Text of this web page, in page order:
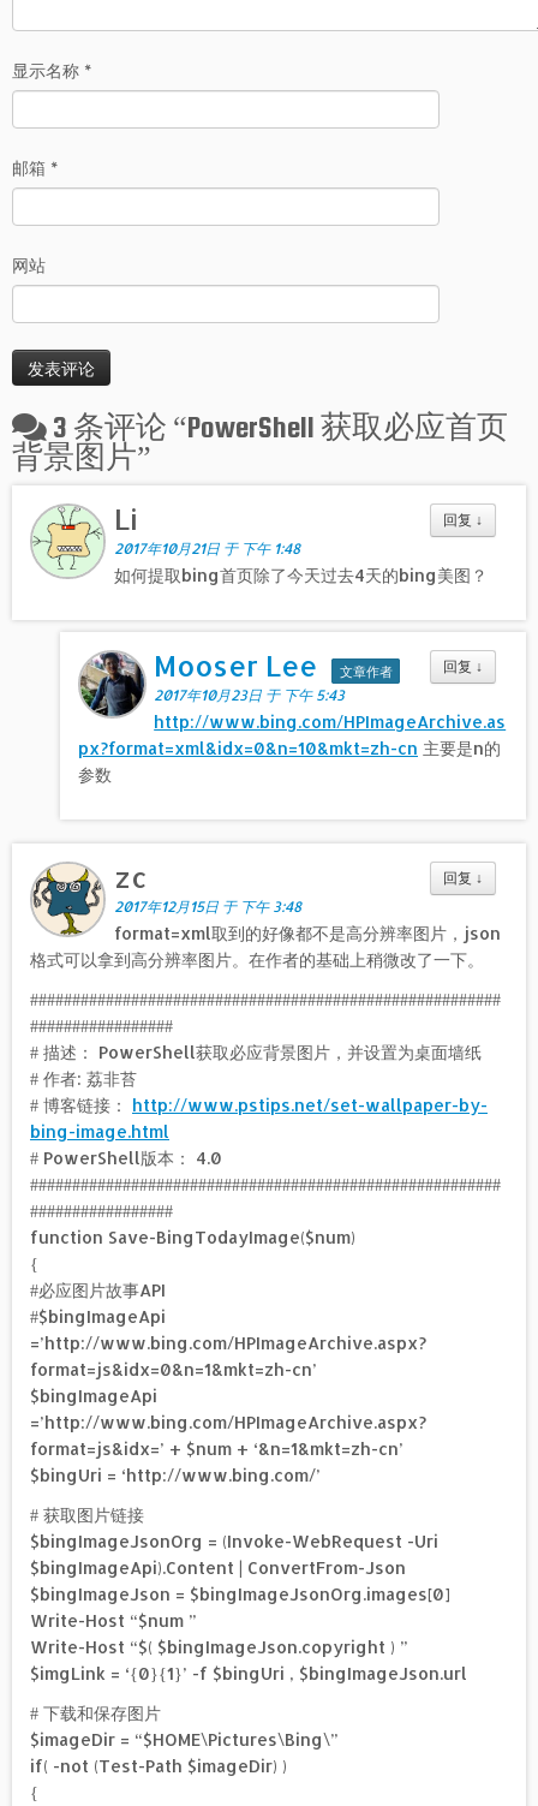
显示名称 *
邮箱 *
网站
3 条评论 “PowerShell 获取必应首页
背景图片”
回复 ↓
Li
2017年10月21日 于 下午 1:48
如何提取bing首页除了今天过去4天的bing美图？
回复 ↓
Mooser Lee
文章作者
2017年10月23日 于 下午 5:43
http://www.bing.com/HPImageArchive.as
px?format=xml&idx=0&n=10&mkt=zh-cn 主要是n的
参数
回复 ↓
zc
2017年12月15日 于 下午 3:48
format=xml取到的好像都不是高分辨率图片，json
格式可以拿到高分辨率图片。在作者的基础上稍微改了一下。
########################################################
#################
# 描述： PowerShell获取必应背景图片，并设置为桌面墙纸
# 作者: 荔非苔
# 博客链接： http://www.pstips.net/set-wallpaper-by-
bing-image.html
# PowerShell版本： 4.0
########################################################
#################
function Save-BingTodayImage($num)
{
#必应图片故事API
#$bingImageApi
=’http://www.bing.com/HPImageArchive.aspx?
format=js&idx=0&n=1&mkt=zh-cn’
$bingImageApi
=’http://www.bing.com/HPImageArchive.aspx?
format=js&idx=’ + $num + ‘&n=1&mkt=zh-cn’
$bingUri = ‘http://www.bing.com/’
# 获取图片链接
$bingImageJsonOrg = (Invoke-WebRequest -Uri
$bingImageApi).Content | ConvertFrom-Json
$bingImageJson = $bingImageJsonOrg.images[0]
Write-Host “$num ”
Write-Host “$( $bingImageJson.copyright ) ”
$imgLink = ‘{0}{1}’ -f $bingUri , $bingImageJson.url
# 下载和保存图片
$imageDir = “$HOME\Pictures\Bing\”
if( -not (Test-Path $imageDir) )
{